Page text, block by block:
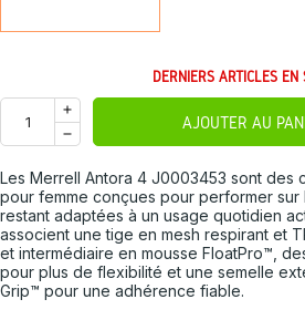
DERNIERS ARTICLES EN
AJOUTER AU
Les Merrell Antora 4 J0003453 sont des
pour femme conçues pour performer sur
restant adaptées à un usage quotidien
associent une tige en mesh respirant et
et intermédiaire en mousse FloatPro™,
pour plus de flexibilité et une semelle
Grip™ pour une adhérence fiable.